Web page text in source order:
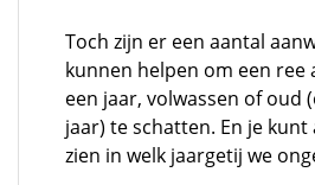
Toch zijn er een aantal
kunnen helpen om een ree
een jaar, volwassen of oud
jaar) te schatten. En je
zien in welk jaargetij we